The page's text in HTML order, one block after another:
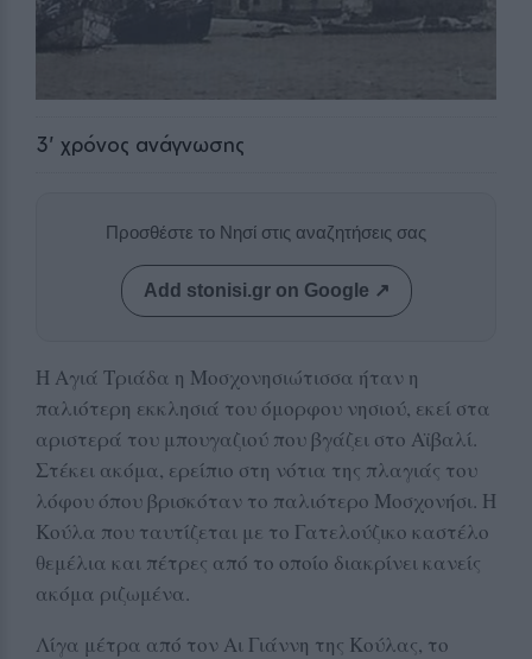
3' χρόνος ανάγνωσης
Προσθέστε το Νησί στις αναζητήσεις σας
Add stonisi.gr on Google ↗
Η Αγιά Τριάδα η Μοσχονησιώτισσα ήταν η
παλιότερη εκκλησιά του όμορφου νησιού, εκεί στα
αριστερά του μπουγαζιού που βγάζει στο Αϊβαλί.
Στέκει ακόμα, ερείπιο στη νότια της πλαγιάς του
λόφου όπου βρισκόταν το παλιότερο Μοσχονήσι. Η
Κούλα που ταυτίζεται με το Γατελούζικο καστέλο
θεμέλια και πέτρες από το οποίο διακρίνει κανείς
ακόμα ριζωμένα.
Λίγα μέτρα από τον Αι Γιάννη της Κούλας, το